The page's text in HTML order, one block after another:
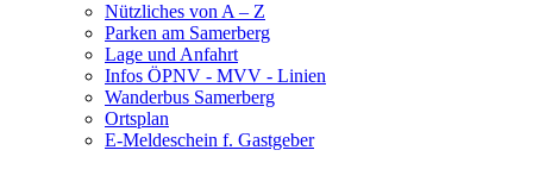
Nützliches von A – Z
Parken am Samerberg
Lage und Anfahrt
Infos ÖPNV - MVV - Linien
Wanderbus Samerberg
Ortsplan
E-Meldeschein f. Gastgeber